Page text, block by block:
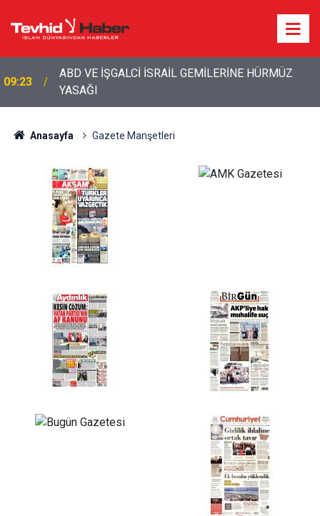
09:23
ABD VE İŞGALCİ İSRAİL GEMİLERİNE HÜRMÜZ
YASAĞI
Anasayfa Gazete Manşetleri